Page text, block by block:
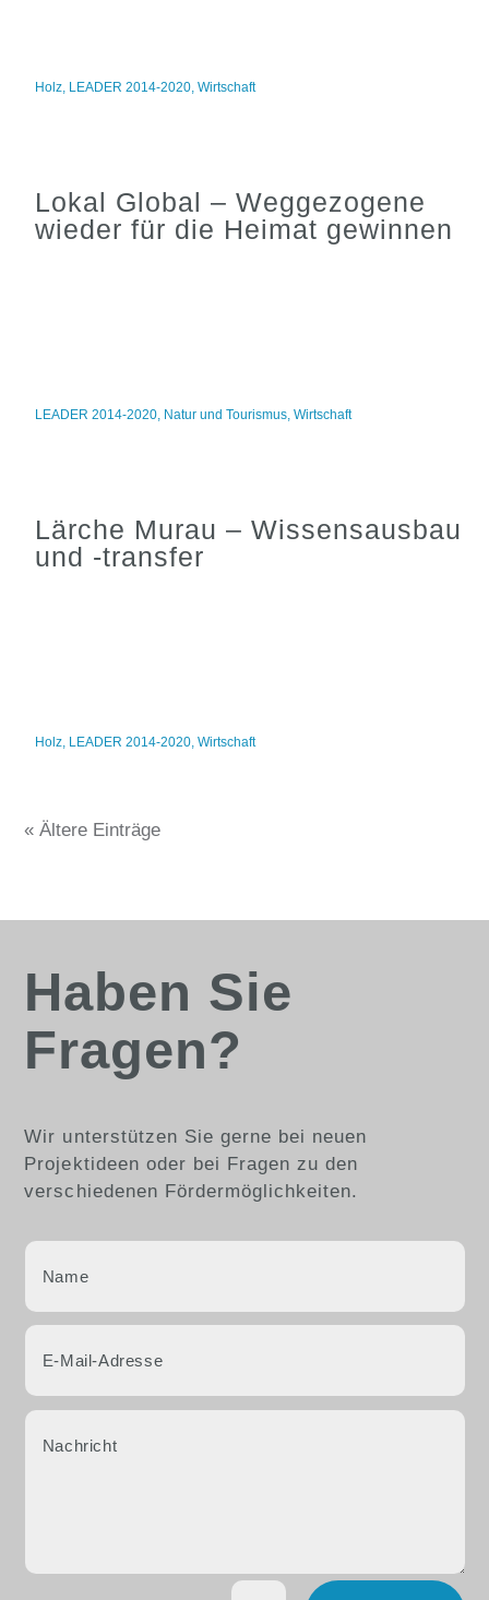
Holz, LEADER 2014-2020,Wirtschaft
Lokal Global – Weggezogene
wieder für die Heimat gewinnen
LEADER 2014-2020, Natur und Tourismus,Wirtschaft
Lärche Murau – Wissensausbau
und -transfer
Holz, LEADER 2014-2020,Wirtschaft
« Ältere Einträge
Haben Sie
Fragen?
Wir unterstützen Sie gerne bei neuen
Projektideen oder bei Fragen zu den
verschiedenen Fördermöglichkeiten.